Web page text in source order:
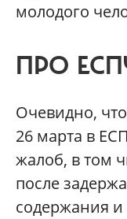
молодого
ПРО
Очевидно,
26 марта в
жалоб, в том
после
содержания